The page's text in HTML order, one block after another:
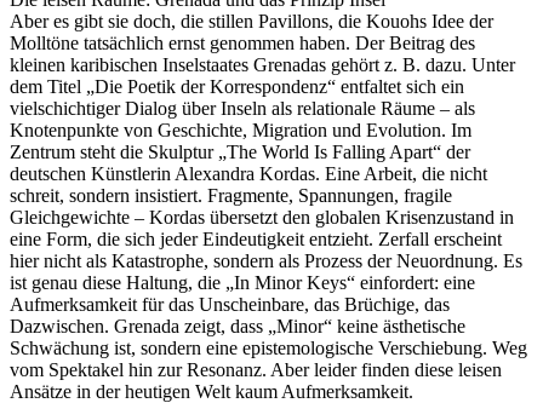
Aber es gibt sie doch, die stillen Pavillons, die Kouohs Idee der
Molltöne tatsächlich ernst genommen haben. Der Beitrag des
kleinen karibischen Inselstaates Grenadas gehört z. B. dazu. Unter
dem Titel „Die Poetik der Korrespondenz“ entfaltet sich ein
vielschichtiger Dialog über Inseln als relationale Räume – als
Knotenpunkte von Geschichte, Migration und Evolution. Im
Zentrum steht die Skulptur „The World Is Falling Apart“ der
deutschen Künstlerin Alexandra Kordas. Eine Arbeit, die nicht
schreit, sondern insistiert. Fragmente, Spannungen, fragile
Gleichgewichte – Kordas übersetzt den globalen Krisenzustand in
eine Form, die sich jeder Eindeutigkeit entzieht. Zerfall erscheint
hier nicht als Katastrophe, sondern als Prozess der Neuordnung. Es
ist genau diese Haltung, die „In Minor Keys“ einfordert: eine
Aufmerksamkeit für das Unscheinbare, das Brüchige, das
Dazwischen. Grenada zeigt, dass „Minor“ keine ästhetische
Schwächung ist, sondern eine epistemologische Verschiebung. Weg
vom Spektakel hin zur Resonanz. Aber leider finden diese leisen
Ansätze in der heutigen Welt kaum Aufmerksamkeit.